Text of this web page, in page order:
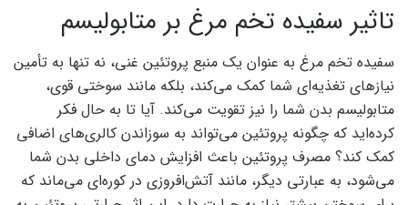
تاثیر سفیده تخم مرغ بر متابولیسم
سفیده تخم مرغ به عنوان یک منبع پروتئین غنی، نه تنها به تأمین
نیازهای تغذیه‌ای شما کمک می‌کند، بلکه مانند سوختی قوی،
متابولیسم بدن شما را نیز تقویت می‌کند. آیا تا به حال فکر
کرده‌اید که چگونه پروتئین می‌تواند به سوزاندن کالری‌های اضافی
کمک کند؟ مصرف پروتئین باعث افزایش دمای داخلی بدن شما
می‌شود، به عبارتی دیگر، مانند آتش‌افروزی در کوره‌ای می‌ماند که